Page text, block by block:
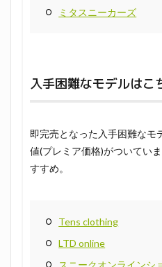
ミタスニーカーズ
入手困難なモデルはこ
即完売となった入手困難なモ
値(プレミア価格)がついてい
すすめ。
Tens clothing
LTD online
スニークオンラインシ